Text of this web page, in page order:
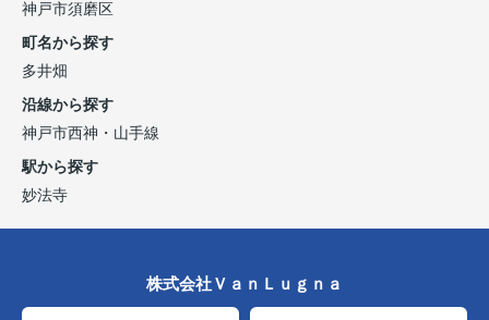
神戸市須磨区
町名から探す
多井畑
沿線から探す
神戸市西神・山手線
駅から探す
妙法寺
株式会社ＶａｎＬｕｇｎａ